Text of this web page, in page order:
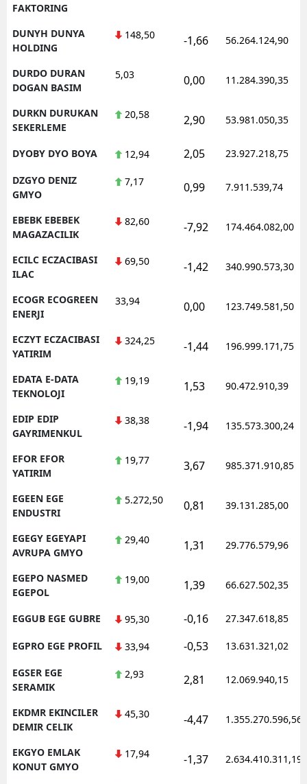
FAKTORING
DUNYH DUNYA
HOLDING
148,50 -1,66 56.264.124,90
DURDO DURAN
DOGAN BASIM
5,03 0,00 11.284.390,35
DURKN DURUKAN
SEKERLEME
20,58 2,90 53.981.050,35
DYOBY DYO BOYA 12,94 2,05 23.927.218,75
DZGYO DENIZ
GMYO
7,17 0,99 7.911.539,74
EBEBK EBEBEK
MAGAZACILIK
82,60 -7,92 174.464.082,00
ECILC ECZACIBASI
ILAC
69,50 -1,42 340.990.573,30
ECOGR ECOGREEN
ENERJI
33,94 0,00 123.749.581,50
ECZYT ECZACIBASI
YATIRIM
324,25 -1,44 196.999.171,75
EDATA E-DATA
TEKNOLOJI
19,19 1,53 90.472.910,39
EDIP EDIP
GAYRIMENKUL
38,38 -1,94 135.573.300,24
EFOR EFOR
YATIRIM
19,77 3,67 985.371.910,85
EGEEN EGE
ENDUSTRI
5.272,50 0,81 39.131.285,00
EGEGY EGEYAPI
AVRUPA GMYO
29,40 1,31 29.776.579,96
EGEPO NASMED
EGEPOL
19,00 1,39 66.627.502,35
EGGUB EGE GUBRE 95,30 -0,16 27.347.618,85
EGPRO EGE PROFIL 33,94 -0,53 13.631.321,02
EGSER EGE
SERAMIK
2,93 2,81 12.069.940,15
EKDMR EKINCILER
DEMIR CELIK
45,30 -4,47 1.355.270.596,56
EKGYO EMLAK
KONUT GMYO
17,94 -1,37 2.634.410.311,19